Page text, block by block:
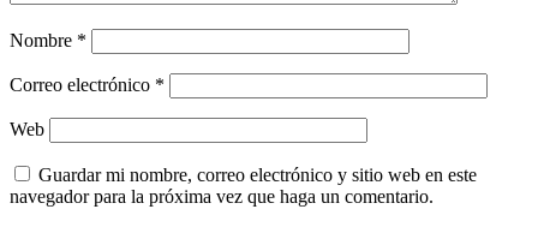
Nombre *
Correo electrónico *
Web
Guardar mi nombre, correo electrónico y sitio web en este
navegador para la próxima vez que haga un comentario.